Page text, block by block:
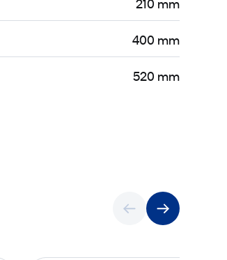
210 mm
400 mm
520 mm